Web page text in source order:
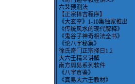
六爻预测法
【正宗择吉程序】
《大玄空》1-10集独家推出
《传统风水的现代解释》
《鬼谷子神奇相法全书》
《论八字秘集》
徐氏奇门正宗择日1.2
大六壬精义讲解
南方周易系列软件
《八字真鉴》
《真易大六壬教材》